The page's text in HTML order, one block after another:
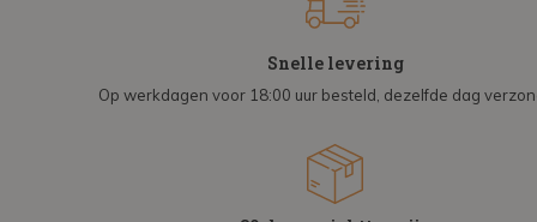
Snelle levering
Op werkdagen voor 18:00 uur besteld, dezelfde dag